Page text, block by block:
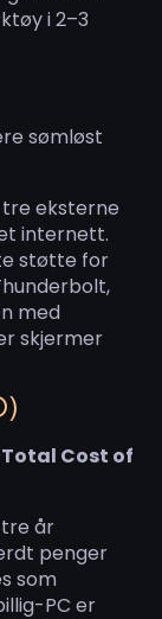
i 2–3
sømløst
eksterne
internett.
støtte for
med
skjermer
Total Cost of
tre år
penger
som
PC er